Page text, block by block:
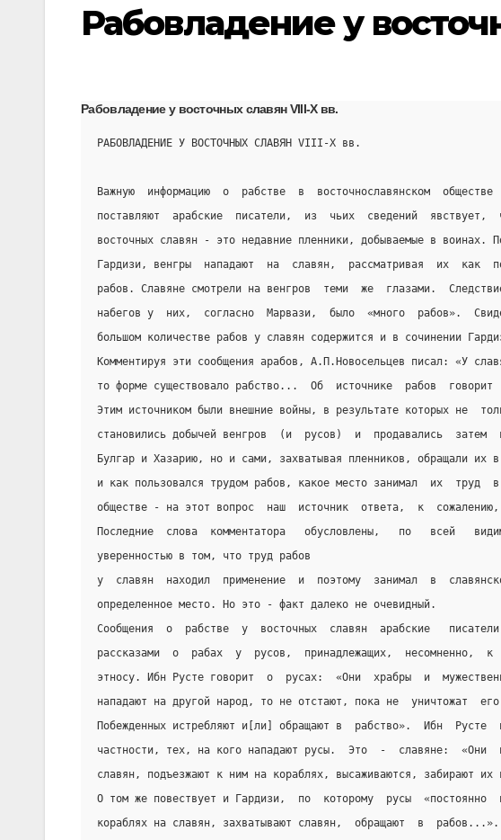
Рабовладение у
Рабовладение у восточных славян VIII-Х вв.
РАБОВЛАДЕНИЕ У ВОСТОЧНЫХ СЛАВЯН VIII-Х вв.
Важную  информацию  о  рабстве  в  восточнославянском
поставляют  арабские  писатели,  из  чьих  сведений  явствует,
восточных славян - это недавние пленники, добываемые в воинах.
Гардизи, венгры  нападают  на  славян,  рассматривая  их  как
рабов. Славяне смотрели на венгров  теми  же  глазами.
набегов у  них,  согласно  Марвази,  было  «много  рабов».
большом количестве рабов у славян содержится и в сочинении
Комментируя эти сообщения арабов, А.П.Новосельцев писал: «У
то форме существовало рабство...  Об  источнике  рабов  говорит
Этим источником были внешние войны, в результате которых не
становились добычей венгров  (и  русов)  и  продавались  затем
Булгар и Хазарию, но и сами, захватывая пленников, обращали их
и как пользовался трудом рабов, какое место занимал  их  труд
обществе - на этот вопрос  наш  источник  ответа,  к
Последние  слова  комментатора   обусловлены,   по   всей
уверенностью в том, что труд рабов
у  славян  находил  применение  и  поэтому  занимал  в
определенное место. Но это - факт далеко не очевидный.
Сообщения  о  рабстве  у  восточных  славян  арабские
рассказами  о  рабах  у  русов,  принадлежащих,  несомненно,  к
этносу. Ибн Русте говорит  о  русах:  «Они  храбры  и
нападают на другой народ, то не отстают, пока не  уничтожат
Побежденных истребляют и[ли] обращают в  рабство».  Ибн  Русте
частности, тех, на кого нападают русы.  Это  -  славяне:  «Они
славян, подъезжают к ним на кораблях, высаживаются, забирают
О том же повествует и Гардизи,  по  которому  русы  «постоянно
кораблях на славян, захватывают славян,  обращают  в  рабов...».